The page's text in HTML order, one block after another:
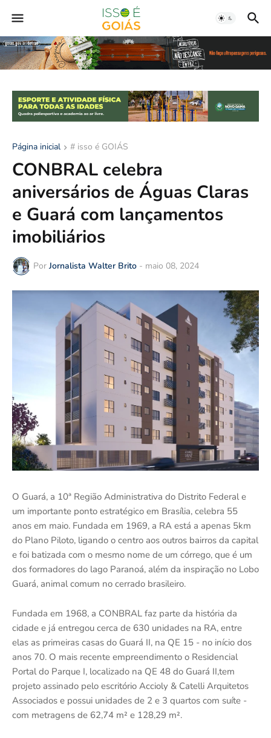
Página inicial # isso é GOIÁS
CONBRAL celebra
aniversários de Águas Claras
e Guará com lançamentos
imobiliários
Por Jornalista Walter Brito - maio 08, 2024
O Guará, a 10ª Região Administrativa do Distrito Federal e
um importante ponto estratégico em Brasília, celebra 55
anos em maio. Fundada em 1969, a RA está a apenas 5km
do Plano Piloto, ligando o centro aos outros bairros da capital
e foi batizada com o mesmo nome de um córrego, que é um
dos formadores do lago Paranoá, além da inspiração no Lobo
Guará, animal comum no cerrado brasileiro.
Fundada em 1968, a CONBRAL faz parte da história da
cidade e já entregou cerca de 630 unidades na RA, entre
elas as primeiras casas do Guará II, na QE 15 - no início dos
anos 70. O mais recente empreendimento o Residencial
Portal do Parque I, localizado na QE 48 do Guará II,tem
projeto assinado pelo escritório Accioly & Catelli Arquitetos
Associados e possui unidades de 2 e 3 quartos com suíte -
com metragens de 62,74 m² e 128,29 m².